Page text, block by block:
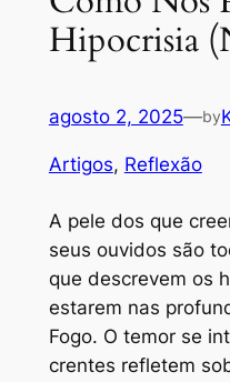
Hipocrisia
agosto 2, 2025—by
Artigos, Reflexão
A pele dos que
seus ouvidos são
que descrevem os
estarem nas
Fogo. O temor se
crentes refletem